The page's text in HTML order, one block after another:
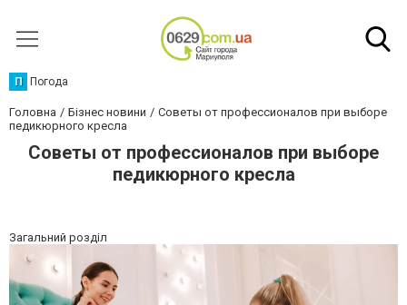
П Погода
Головна Бізнес новини
Советы от профессионалов при выборе
педикюрного кресла
Советы от профессионалов при выборе
педикюрного кресла
Загальний розділ